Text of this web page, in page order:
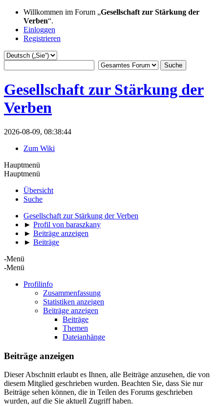
Willkommen im Forum „Gesellschaft zur Stärkung der
Verben“.
Einloggen
Registrieren
Gesellschaft zur Stärkung der
Verben
2026-08-09, 08:38:44
Zum Wiki
Hauptmenü
Hauptmenü
Übersicht
Suche
Gesellschaft zur Stärkung der Verben
► Profil von baraszkany
► Beiträge anzeigen
► Beiträge
-Menü
-Menü
Profilinfo
Zusammenfassung
Statistiken anzeigen
Beiträge anzeigen
Beiträge
Themen
Dateianhänge
Beiträge anzeigen
Dieser Abschnitt erlaubt es Ihnen, alle Beiträge anzusehen, die von
diesem Mitglied geschrieben wurden. Beachten Sie, dass Sie nur
Beiträge sehen können, die in Teilen des Forums geschrieben
wurden, auf die Sie aktuell Zugriff haben.